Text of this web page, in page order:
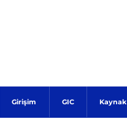
Girişim GIC Kaynak